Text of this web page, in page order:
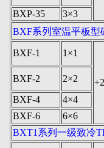
BXP-35
3×3
BXF系列 室温平板型
BXF-1 1×1
BXF-2
2×2
BXF-4
4×4
BXF-6
6×6
BXT1系列一级致冷